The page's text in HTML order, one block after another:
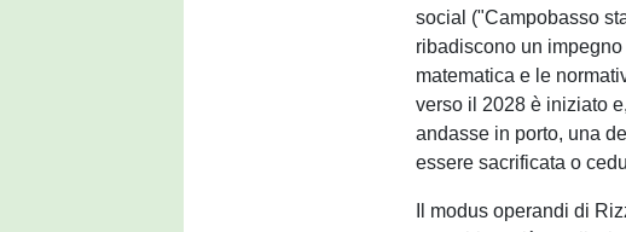
social ("Campobasso
ribadiscono un
matematica e le
verso il 2028 è iniziato
andasse in porto, una
essere sacrificata o
Il modus operandi di